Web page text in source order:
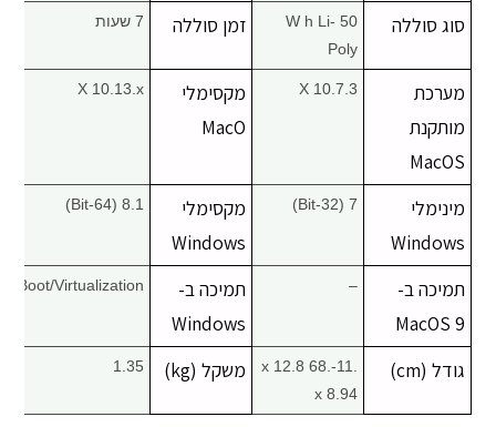
סוג סוללה
50 W h Li-
Poly
זמן סוללה 7 שעות
מערכת
מותקנת
MacOS
X 10.7.3
מקסימלי
MacO
X 10.13.x
מינימלי
Windows
7 (32-Bit)
מקסימלי
Windows
8.1 (64-Bit)
תמיכה ב-
MacOS 9
–
תמיכה ב-
Windows
Boot/Virtualization
גודל (cm)
.11-.68 x 12.8
x 8.94
משקל (kg) 1.35